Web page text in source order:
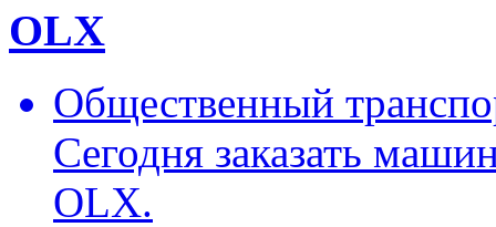
OLX
Общественный
Сегодня заказать
OLX.